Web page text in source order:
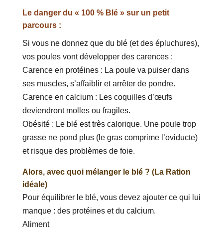
Le danger du « 100 % Blé » sur un petit
parcours :
Si vous ne donnez que du blé (et des épluchures),
vos poules vont développer des carences :
Carence en protéines : La poule va puiser dans
ses muscles, s’affaiblir et arrêter de pondre.
Carence en calcium : Les coquilles d’œufs
deviendront molles ou fragiles.
Obésité : Le blé est très calorique. Une poule trop
grasse ne pond plus (le gras comprime l’oviducte)
et risque des problèmes de foie.
Alors, avec quoi mélanger le blé ? (La Ration
idéale)
Pour équilibrer le blé, vous devez ajouter ce qui lui
manque : des protéines et du calcium.
Aliment